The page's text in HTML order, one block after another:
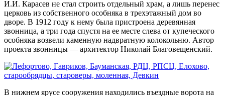
И.И. Карасев не стал строить отдельный храм, а лишь перенес
церковь из собственного особняка в трехэтажный дом во
дворе. В 1912 году к нему была пристроена деревянная
звонница, а три года спустя на ее месте слева от купеческого
особняка возвели каменную надвратную колокольню. Автор
проекта звонницы — архитектор Николай Благовещенский.
В нижнем ярусе сооружения находились въездные ворота на